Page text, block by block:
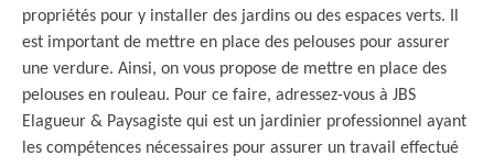
propriétés pour y installer des jardins ou des espaces verts. Il
est important de mettre en place des pelouses pour assurer
une verdure. Ainsi, on vous propose de mettre en place des
pelouses en rouleau. Pour ce faire, adressez-vous à JBS
Elagueur & Paysagiste qui est un jardinier professionnel ayant
les compétences nécessaires pour assurer un travail effectué